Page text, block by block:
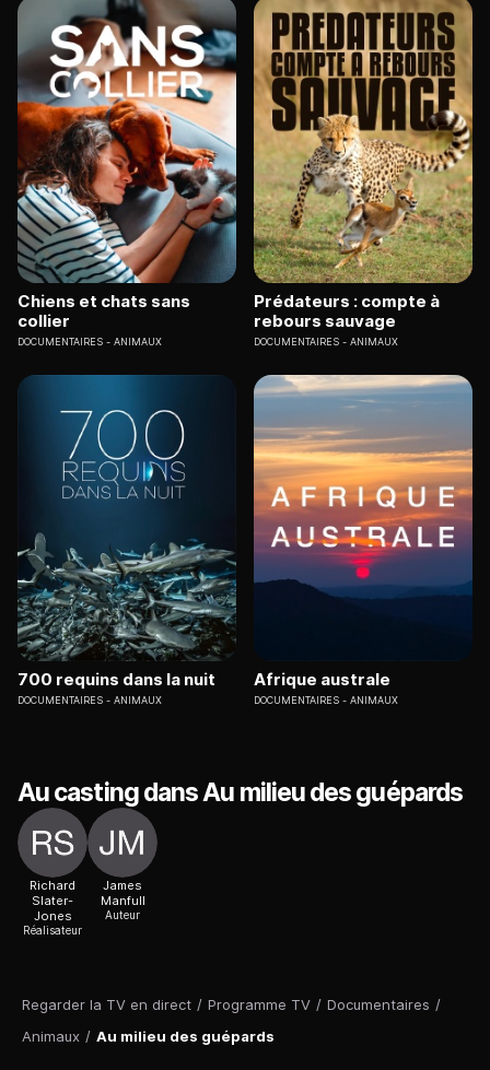
Regarder la TV en direct / Programme TV / Documentaires /
Animaux / Au milieu des guépards
Chiens et chats sans
collier
DOCUMENTAIRES ANIMAUX
Prédateurs : compte à
rebours sauvage
DOCUMENTAIRES ANIMAUX
700 requins dans la nuit
DOCUMENTAIRES ANIMAUX
Afrique australe
DOCUMENTAIRES ANIMAUX
Au casting dans Au milieu des guépards
Richard
Slater-
Jones
Réalisateur
James
Manfull
Auteur